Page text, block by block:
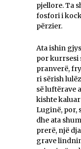
pjellore. Ta
fosfori i
përzier.
Ata ishin
por kurrsesi
pranverë,
ri sërish
së luftërave
kishte
Luginë, por,
dhe ata
prerë, një
grave